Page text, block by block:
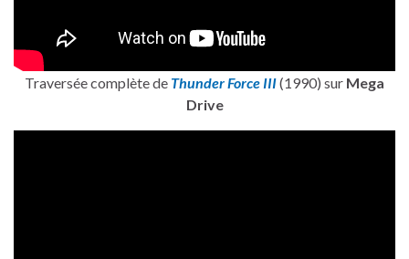
Traversée complète de Thunder Force III(1990) sur Mega
Drive